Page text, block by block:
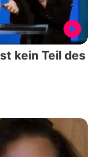
kein Teil des